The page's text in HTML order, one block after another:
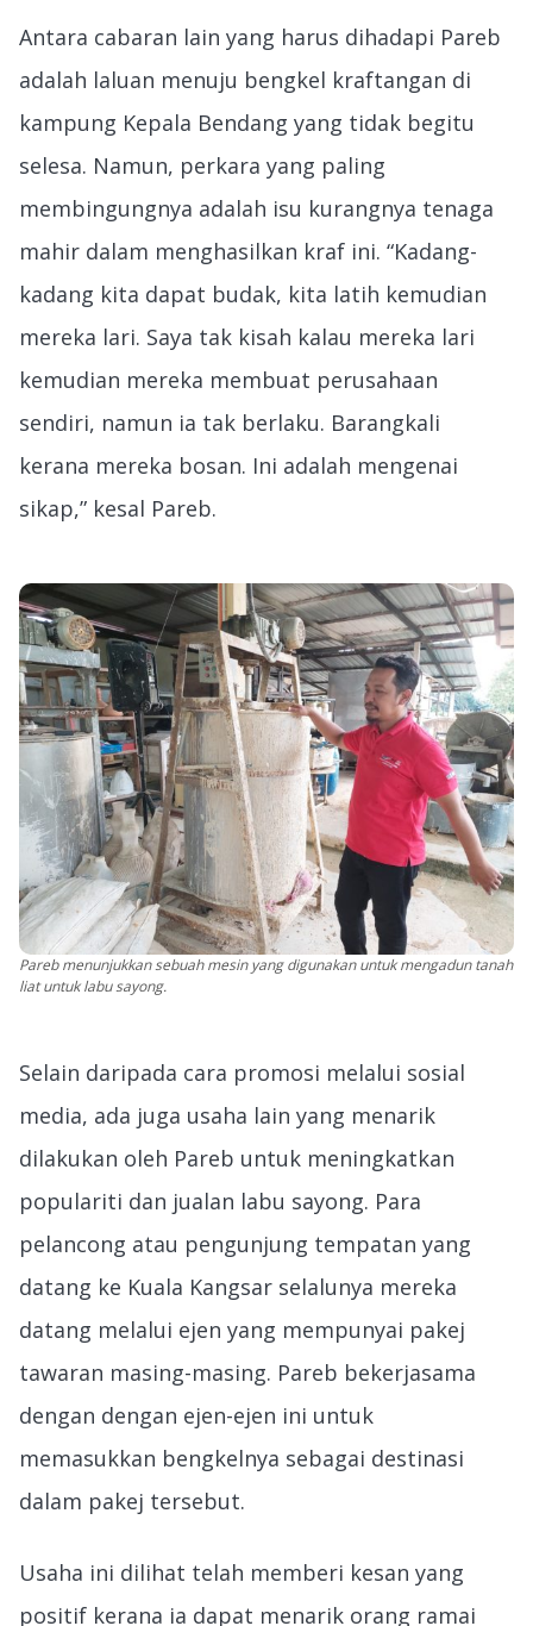
Antara cabaran lain yang harus dihadapi Pareb
adalah laluan menuju bengkel kraftangan di
kampung Kepala Bendang yang tidak begitu
selesa. Namun, perkara yang paling
membingungnya adalah isu kurangnya tenaga
mahir dalam menghasilkan kraf ini. “Kadang-
kadang kita dapat budak, kita latih kemudian
mereka lari. Saya tak kisah kalau mereka lari
kemudian mereka membuat perusahaan
sendiri, namun ia tak berlaku. Barangkali
kerana mereka bosan. Ini adalah mengenai
sikap,” kesal Pareb.
Pareb menunjukkan sebuah mesin yang digunakan untuk mengadun tanah
liat untuk labu sayong.
Selain daripada cara promosi melalui sosial
media, ada juga usaha lain yang menarik
dilakukan oleh Pareb untuk meningkatkan
populariti dan jualan labu sayong. Para
pelancong atau pengunjung tempatan yang
datang ke Kuala Kangsar selalunya mereka
datang melalui ejen yang mempunyai pakej
tawaran masing-masing. Pareb bekerjasama
dengan dengan ejen-ejen ini untuk
memasukkan bengkelnya sebagai destinasi
dalam pakej tersebut.
Usaha ini dilihat telah memberi kesan yang
positif kerana ia dapat menarik orang ramai